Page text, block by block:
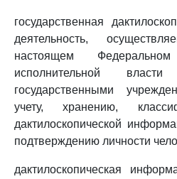
государственная
деятельность,
настоящем
исполнительной
государственными
учету, хранению,
дактилоскопической
подтверждению личности
дактилоскопическая